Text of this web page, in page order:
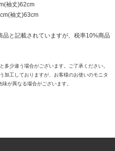
袖丈)62cm
袖丈)63cm
と記載されていますが、税率10%商品
少違う場合がございます。ご了承ください。
加工しておりますが、お客様のお使いのモニタ
が異なる場合がございます。